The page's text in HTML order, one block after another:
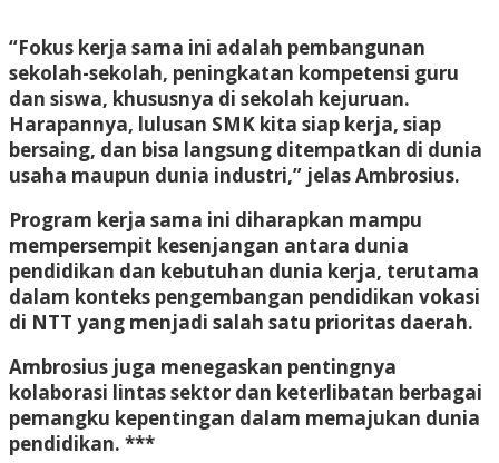
“Fokus kerja sama ini adalah pembangunan
sekolah-sekolah, peningkatan kompetensi guru
dan siswa, khususnya di sekolah kejuruan.
Harapannya, lulusan SMK kita siap kerja, siap
bersaing, dan bisa langsung ditempatkan di dunia
usaha maupun dunia industri,” jelas Ambrosius.
Program kerja sama ini diharapkan mampu
mempersempit kesenjangan antara dunia
pendidikan dan kebutuhan dunia kerja, terutama
dalam konteks pengembangan pendidikan vokasi
di NTT yang menjadi salah satu prioritas daerah.
Ambrosius juga menegaskan pentingnya
kolaborasi lintas sektor dan keterlibatan berbagai
pemangku kepentingan dalam memajukan dunia
pendidikan. ***